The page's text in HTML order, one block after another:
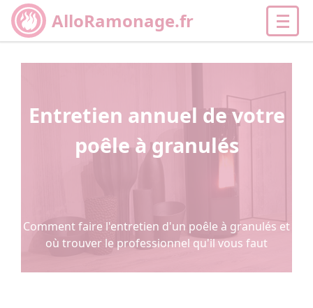
AlloRamonage.fr
Entretien annuel de votre
poêle à granulés
Comment faire l'entretien d'un poêle à granulés et
où trouver le professionnel qu'il vous faut